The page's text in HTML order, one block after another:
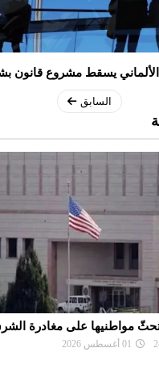
يسقط مشروع قانون
السابق
مواطنيها على مغادرة
01 أغسطس 2026